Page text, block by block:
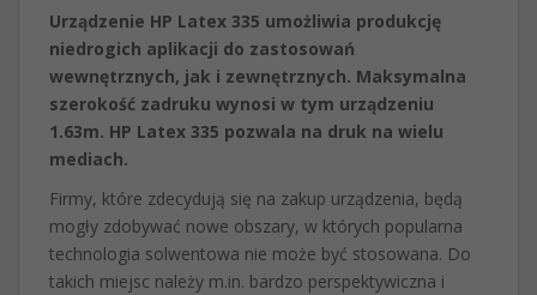
Urządzenie HP Latex 335 umożliwia produkcję
niedrogich aplikacji do zastosowań
wewnętrznych, jak i zewnętrznych. Maksymalna
szerokość zadruku wynosi w tym urządzeniu
1.63m. HP Latex 335 pozwala na druk na wielu
mediach.
Firmy, które zdecydują się na zakup urządzenia, będą
mogły zdobywać nowe obszary, w których popularna
technologia solwentowa nie może być stosowana. Do
takich miejsc należy m.in. bardzo perspektywiczna i